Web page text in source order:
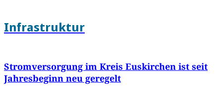
Infrastruktur
Stromversorgung im Kreis Euskirchen ist seit
Jahresbeginn neu geregelt